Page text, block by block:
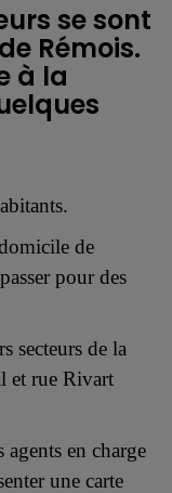
se sont
Rémois.
à la
de
pour des
secteurs de la
et rue Rivart
en charge
une carte